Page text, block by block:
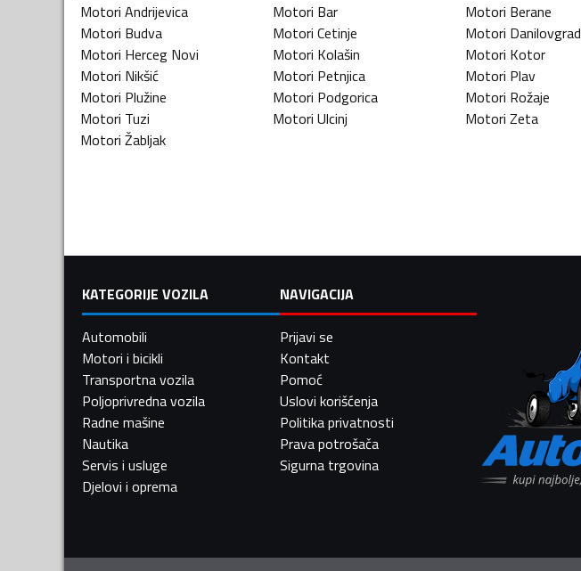
Motori Andrijevica Motori Bar Motori Berane
Motori Budva Motori Cetinje Motori Danilovgrad
Motori Herceg Novi Motori Kolašin Motori Kotor
Motori Nikšić Motori Petnjica Motori Plav
Motori Plužine Motori Podgorica Motori Rožaje
Motori Tuzi Motori Ulcinj Motori Zeta
Motori Žabljak
KATEGORIJE VOZILA
Automobili
Motori i bicikli
Transportna vozila
Poljoprivredna vozila
Radne mašine
Nautika
Servis i usluge
Djelovi i oprema
NAVIGACIJA
Prijavi se
Kontakt
Pomoć
Uslovi korišćenja
Politika privatnosti
Prava potrošača
Sigurna trgovina